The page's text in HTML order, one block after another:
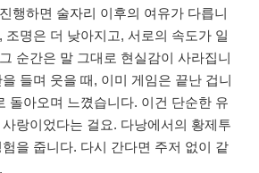
행하면 술자리 이후의 여유가 다릅니
조명은 더 낮아지고, 서로의 속도가 일
순간은 말 그대로 현실감이 사라집니
들며 웃을 때, 이미 게임은 끝난 겁니
돌아오며 느꼈습니다. 이건 단순한 유
랑이었다는 걸요. 다낭에서의 황제투
을 줍니다. 다시 간다면 주저 없이 같